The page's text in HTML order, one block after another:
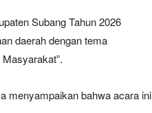
Subang Tahun 2026
daerah dengan tema
menyampaikan bahwa acara ini